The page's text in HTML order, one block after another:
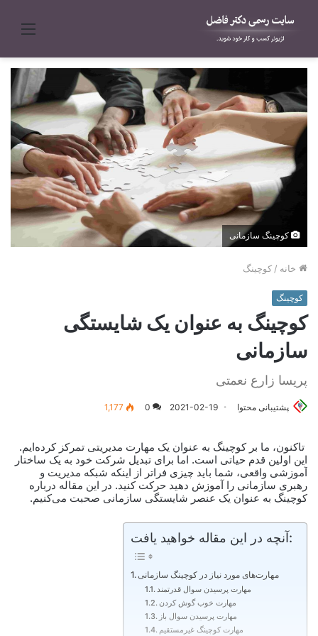
منو
کوچینگ سازمانی
خانه / کوچینگ
کوچینگ
کوچینگ به عنوان یک شایستگی
سازمانی
پریسا زارع نعمتی
پشتیبانی محتوا 2021-02-19
0
1,177
تاکنون، ما بر کوچینگ به عنوان یک مهارت مدیریتی تمرکز کرده‌ایم.
این اولین قدم حیاتی است. اما برای تبدیل شرکت خود به یک ساختار
آموزشی واقعی، شما باید چیزی فراتر از اینکه شبکه مدیریت و
رهبری سازمانی را آموزش دهید حرکت کنید. در این مقاله درباره
کوچینگ به عنوان یک عنصر شایستگی سازمانی صحبت می‌کنیم.
آنچه در این مقاله خواهید یافت:
مهارت‌های مورد نیاز در کوچینگ سازمانی
مهارت پرسیدن سوال قدرتمند
مهارت خوب گوش کردن
مهارت پرسیدن سوال باز
مهارت کوچینگ غیرمستقیم